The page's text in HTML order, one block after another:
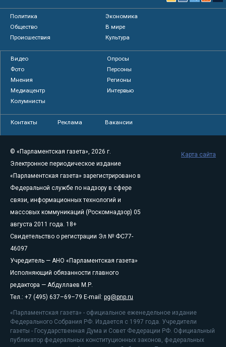
Политика
Экономика
Общество
В мире
Происшествия
Культура
Видео
Опросы
Фото
Персоны
Мнения
Регионы
Медиацентр
Интервью
Колумнисты
Контакты Реклама Вакансии
© «Парламентская газета», 2026 г.
Электронное периодическое издание
«Парламентская газета» зарегистрировано в
Федеральной службе по надзору в сфере
связи, информационных технологий и
массовых коммуникаций (Роскомнадзор) 05
августа 2011 года. 18+
Свидетельство о регистрации Эл № ФС77-
46097
Учредитель — АНО «Парламентская газета»
Исполняющий обязанности главного
редактора — Абдуллаев М.Р.
Тел.: +7 (495) 637–69–79 E-mail: pg@pnp.ru
«Парламентская газета» - официальное еженедельное издание
Федерального Собрания РФ. Издается с 1997 года. Учредители
газеты - Государственная Дума и Совет Федерации РФ. Официальный
публикатор федеральных конституционных законов, федеральных
Карта сайта